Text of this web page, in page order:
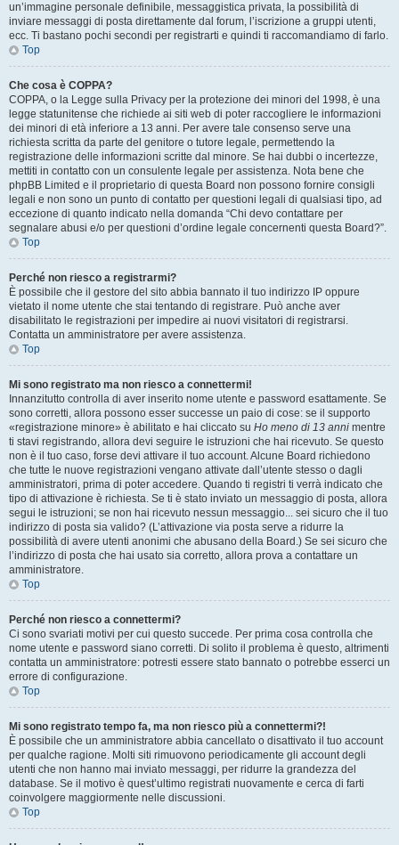
un’immagine personale definibile, messaggistica privata, la possibilità di
inviare messaggi di posta direttamente dal forum, l’iscrizione a gruppi utenti,
ecc. Ti bastano pochi secondi per registrarti e quindi ti raccomandiamo di farlo.
Top
Che cosa è COPPA?
COPPA, o la Legge sulla Privacy per la protezione dei minori del 1998, è una
legge statunitense che richiede ai siti web di poter raccogliere le informazioni
dei minori di età inferiore a 13 anni. Per avere tale consenso serve una
richiesta scritta da parte del genitore o tutore legale, permettendo la
registrazione delle informazioni scritte dal minore. Se hai dubbi o incertezze,
mettiti in contatto con un consulente legale per assistenza. Nota bene che
phpBB Limited e il proprietario di questa Board non possono fornire consigli
legali e non sono un punto di contatto per questioni legali di qualsiasi tipo, ad
eccezione di quanto indicato nella domanda “Chi devo contattare per
segnalare abusi e/o per questioni d’ordine legale concernenti questa Board?”.
Top
Perché non riesco a registrarmi?
È possibile che il gestore del sito abbia bannato il tuo indirizzo IP oppure
vietato il nome utente che stai tentando di registrare. Può anche aver
disabilitato le registrazioni per impedire ai nuovi visitatori di registrarsi.
Contatta un amministratore per avere assistenza.
Top
Mi sono registrato ma non riesco a connettermi!
Innanzitutto controlla di aver inserito nome utente e password esattamente. Se
sono corretti, allora possono esser successe un paio di cose: se il supporto
«registrazione minore» è abilitato e hai cliccato su Ho meno di 13 anni mentre
ti stavi registrando, allora devi seguire le istruzioni che hai ricevuto. Se questo
non è il tuo caso, forse devi attivare il tuo account. Alcune Board richiedono
che tutte le nuove registrazioni vengano attivate dall’utente stesso o dagli
amministratori, prima di poter accedere. Quando ti registri ti verrà indicato che
tipo di attivazione è richiesta. Se ti è stato inviato un messaggio di posta, allora
segui le istruzioni; se non hai ricevuto nessun messaggio... sei sicuro che il tuo
indirizzo di posta sia valido? (L’attivazione via posta serve a ridurre la
possibilità di avere utenti anonimi che abusano della Board.) Se sei sicuro che
l’indirizzo di posta che hai usato sia corretto, allora prova a contattare un
amministratore.
Top
Perché non riesco a connettermi?
Ci sono svariati motivi per cui questo succede. Per prima cosa controlla che
nome utente e password siano corretti. Di solito il problema è questo, altrimenti
contatta un amministratore: potresti essere stato bannato o potrebbe esserci un
errore di configurazione.
Top
Mi sono registrato tempo fa, ma non riesco più a connettermi?!
È possibile che un amministratore abbia cancellato o disattivato il tuo account
per qualche ragione. Molti siti rimuovono periodicamente gli account degli
utenti che non hanno mai inviato messaggi, per ridurre la grandezza del
database. Se il motivo è quest’ultimo registrati nuovamente e cerca di farti
coinvolgere maggiormente nelle discussioni.
Top